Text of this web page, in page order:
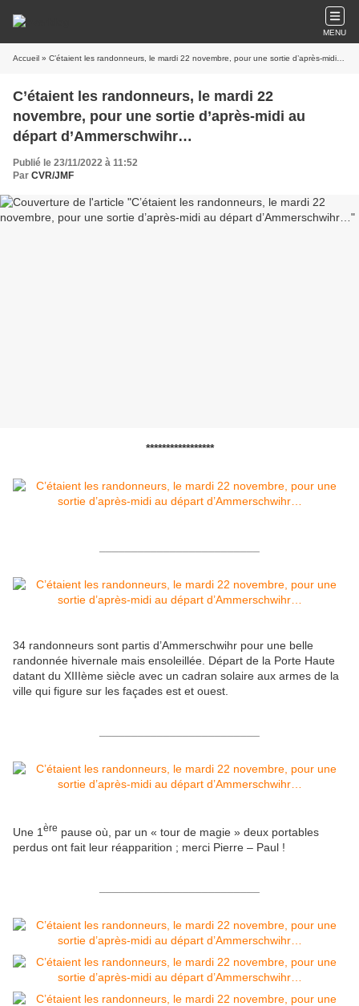
MENU
Accueil » C’étaient les randonneurs, le mardi 22 novembre, pour une sortie d’après-midi au départ d’Ammerschwihr…
C’étaient les randonneurs, le mardi 22
novembre, pour une sortie d’après-midi au
départ d’Ammerschwihr…
Publié le 23/11/2022 à 11:52
Par CVR/JMF
*****************
34 randonneurs sont partis d’Ammerschwihr pour une belle
randonnée hivernale mais ensoleillée. Départ de la Porte Haute
datant du XIIIème siècle avec un cadran solaire aux armes de la
ville qui figure sur les façades est et ouest.
Une 1 ère pause où, par un « tour de magie » deux portables
perdus ont fait leur réapparition ; merci Pierre – Paul !